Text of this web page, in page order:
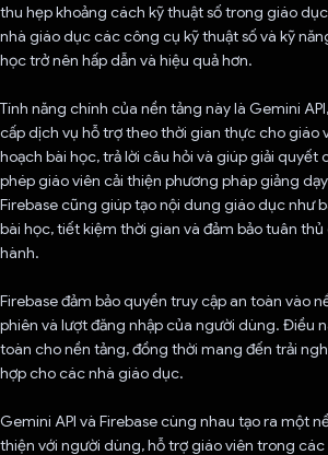
thu hẹp khoảng cách kỹ thuật số trong giáo
nhà giáo dục các công cụ kỹ thuật số và kỹ
học trở nên hấp dẫn và hiệu quả hơn.
Tính năng chính của nền tảng này là Gemini
cấp dịch vụ hỗ trợ theo thời gian thực cho giáo
hoạch bài học, trả lời câu hỏi và giúp giải quyết
phép giáo viên cải thiện phương pháp giảng
Firebase cũng giúp tạo nội dung giáo dục như
bài học, tiết kiệm thời gian và đảm bảo tuân
hành.
Firebase đảm bảo quyền truy cập an toàn vào
phiên và lượt đăng nhập của người dùng. Điều
toàn cho nền tảng, đồng thời mang đến trải
hợp cho các nhà giáo dục.
Gemini API và Firebase cùng nhau tạo ra một
thiện với người dùng, hỗ trợ giáo viên trong